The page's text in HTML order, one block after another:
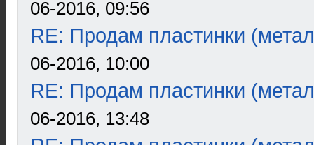
06-2016, 09:56
RE: Продам пластинки
06-2016, 10:00
RE: Продам пластинки
06-2016, 13:48